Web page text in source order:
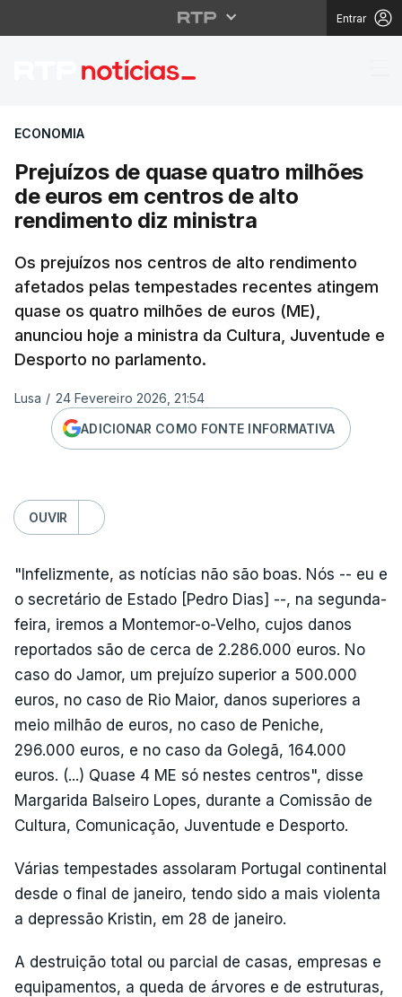
Entrar
Prejuízos de quase
ECONOMIA
Prejuízos de quase quatro milhões
de euros em centros de alto
rendimento diz ministra
Os prejuízos nos centros de alto rendimento
afetados pelas tempestades recentes atingem
quase os quatro milhões de euros (ME),
anunciou hoje a ministra da Cultura, Juventude e
Desporto no parlamento.
Lusa / 24 Fevereiro 2026, 21:54
ADICIONAR COMO FONTE INFORMATIVA
OUVIR
"Infelizmente, as notícias não são boas. Nós -- eu e
o secretário de Estado [Pedro Dias] --, na segunda-
feira, iremos a Montemor-o-Velho, cujos danos
reportados são de cerca de 2.286.000 euros. No
caso do Jamor, um prejuízo superior a 500.000
euros, no caso de Rio Maior, danos superiores a
meio milhão de euros, no caso de Peniche,
296.000 euros, e no caso da Golegã, 164.000
euros. (...) Quase 4 ME só nestes centros", disse
Margarida Balseiro Lopes, durante a Comissão de
Cultura, Comunicação, Juventude e Desporto.
Várias tempestades assolaram Portugal continental
desde o final de janeiro, tendo sido a mais violenta
a depressão Kristin, em 28 de janeiro.
A destruição total ou parcial de casas, empresas e
equipamentos, a queda de árvores e de estruturas,